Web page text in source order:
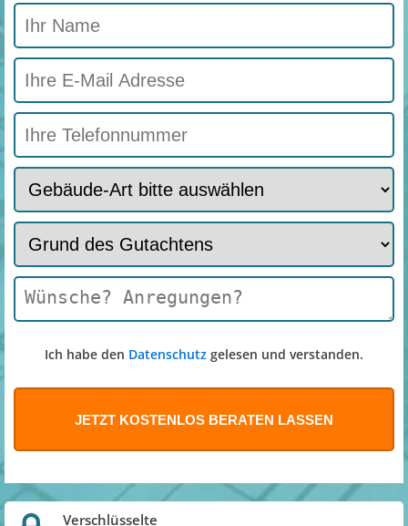
Ich habe den Datenschutz gelesen und verstanden.
Verschlüsselte